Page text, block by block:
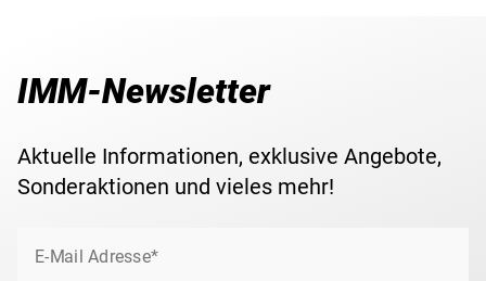
IMM-Newsletter
Aktuelle Informationen, exklusive Angebote,
Sonderaktionen und vieles mehr!
E-Mail Adresse*